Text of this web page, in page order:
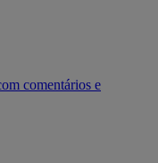
comentários e